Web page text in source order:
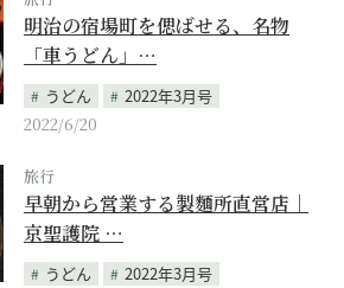
明治の宿場町を偲ばせる、名物
「車うどん」…
うどん
2022年3月号
2022/6/20
旅行
早朝から営業する製麵所直営店｜
京聖護院 …
うどん
2022年3月号